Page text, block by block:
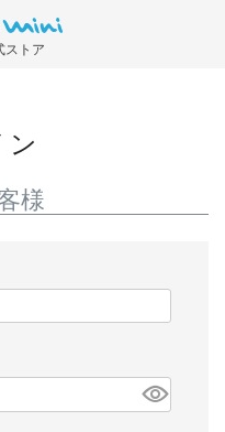
ストア
ン
様